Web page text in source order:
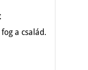
a család.